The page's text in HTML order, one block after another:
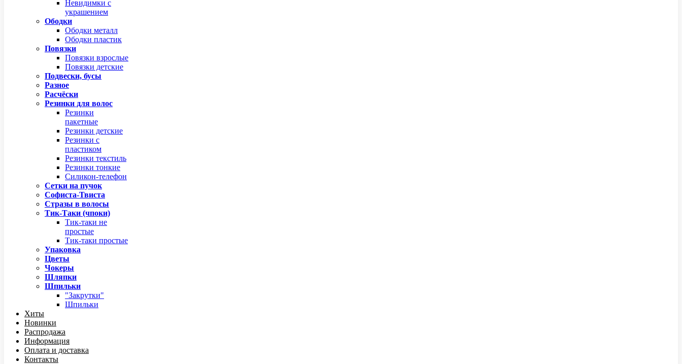
Невидимки с
украшением
Ободки
Ободки металл
Ободки пластик
Повязки
Повязки взрослые
Повязки детские
Подвески, бусы
Разное
Расчёски
Резинки для волос
Резинки
пакетные
Резинки детские
Резинки с
пластиком
Резинки текстиль
Резинки тонкие
Силикон-телефон
Сетки на пучок
Софиста-Твиста
Стразы в волосы
Тик-Таки (чпоки)
Тик-таки не
простые
Тик-таки простые
Упаковка
Цветы
Чокеры
Шляпки
Шпильки
"Закрутки"
Шпильки
Хиты
Новинки
Распродажа
Информация
Оплата и доставка
Контакты